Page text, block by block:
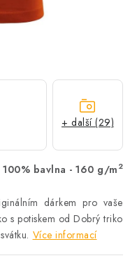
100% bavlna - 160 g/m 2
dárkem pro vaše
s potiskem od Dobrý triko
Více informací
+ další (29)